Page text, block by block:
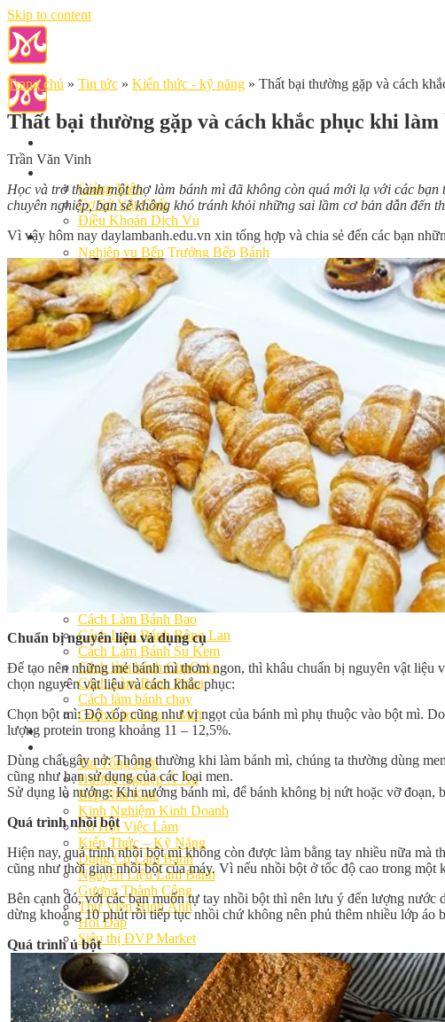
Skip to content
Giảng Viên
Cơ Sở Vật Chất
Điều Khoản Dịch Vụ
Học Làm Bánh
Nghiệp vụ Bếp Trưởng Bếp Bánh
Nghiệp Vụ Bếp Bánh Quốc Tế
Nghiệp Vụ Quản Lý Bếp Bánh
Khóa Học Bánh Mì Nâng Cao
Nghiệp Vụ Bánh Kem
Khóa Học Làm Bánh Việt
Khóa Học Làm Bánh Nhật
Khóa Học Bánh Đài Loan
Học Làm Bánh Ngắn Hạn
Khóa Học Bánh Kinh Doanh
Khóa Học Handmade Mini Cake
Master Class
Chuyên Đề
Khai Giảng
Lịch học – Lịch thi
Đăng Ký Học
Công Thức
Cách Làm Bánh Việt
Cách Làm Bánh Âu
Cách Làm Bánh Kem
Cách Làm Bánh Mì
Cách Làm Bánh Trung Thu
Cách Làm Bánh Flan
Cách Làm Bánh Bao
Cách Làm Bánh Bông Lan
Cách Làm Bánh Su Kem
Cách làm bánh CupCake
Cách Làm Bánh Pizza
Cách làm bánh chay
Cách Làm Kẹo – Mứt
Video
Tin Tổng Hợp
Hướng Nghiệp Á Âu
Bếp Nhà Kate
Kinh Nghiệm Kinh Doanh
Cơ Hội Việc Làm
Kiến Thức – Kỹ Năng
Dụng Cụ Làm Bánh
Nguyên Liệu Làm Bánh
Gương Thành Công
Thư Viện Hình Ảnh
Hỏi Đáp
Siêu thị ĐVP Market
Việc Làm
Trang chủ » Tin tức » Kiến thức - kỹ năng » Thất bại thường gặp và cách
Thất bại thường gặp và cách khắc phục khi làm
Trần Văn Vinh
Học và trở thành một thợ làm bánh mì đã không còn quá mới lạ với các
chuyên nghiệp, bạn sẽ không khó tránh khỏi những sai lầm cơ bản dẫn đến
Vì vậy hôm nay daylambanh.edu.vn xin tổng hợp và chia sẻ đến các bạn
Chuẩn bị nguyên liệu và dụng cụ
Để tạo nên những mẻ bánh mì thơm ngon, thì khâu chuẩn bị nguyên vật liệu
chọn nguyên vật liệu và cách khắc phục:
Chọn bột mì: Độ xốp cũng như vị ngọt của bánh mì phụ thuộc vào bột mì.
lượng protein trong khoảng 11 – 12,5%.
Dùng chất gây nở: Thông thường khi làm bánh mì, chúng ta thường dùng
cũng như hạn sử dụng của các loại men.
Sử dụng lò nướng: Khi nướng bánh mì, để bánh không bị nứt hoặc vỡ đoạn,
Quá trình nhồi bột
Hiện nay, quá trình nhồi bột mì không còn được làm bằng tay nhiều nữa mà
cũng như thời gian nhồi bột của máy. Vì nếu nhồi bột ở tốc độ cao trong
Bên cạnh đó, với các bạn muốn tự tay nhồi bột thì nên lưu ý đến lượng nước
dừng khoảng 10 phút rồi tiếp tục nhồi chứ không nên phủ thêm nhiều lớp
Quá trình ủ bột